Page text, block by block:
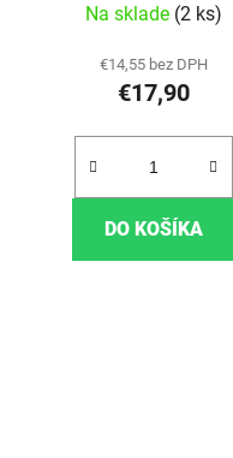
Na sklade (2 ks)
€14,55 bez DPH
€17,90
DO KOŠÍKA